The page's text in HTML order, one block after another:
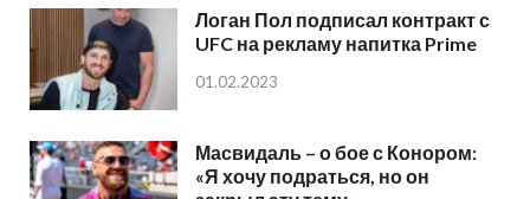
Логан Пол подписал контракт с
UFC на рекламу напитка Prime
01.02.2023
Масвидаль – о бое с Конором:
«Я хочу подраться, но он